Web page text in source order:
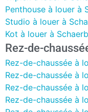
Penthouse à louer à
Studio à louer à
Kot à louer à
Rez-de-
Rez-de-chaussée à
Rez-de-chaussée à
Rez-de-chaussée à
Rez-de-chaussée à